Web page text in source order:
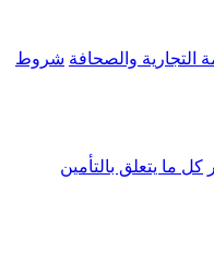
التجارية والصحافة شروط
كل ما يتعلق بالتأمين